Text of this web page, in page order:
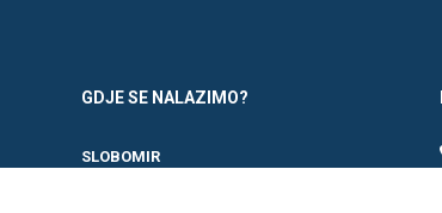
GDJE SE NALAZIMO?
SLOBOMIR